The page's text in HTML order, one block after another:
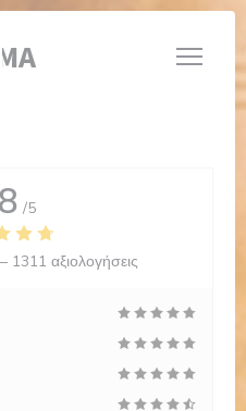
(Cookies)
/5
1311 αξιολογήσεις